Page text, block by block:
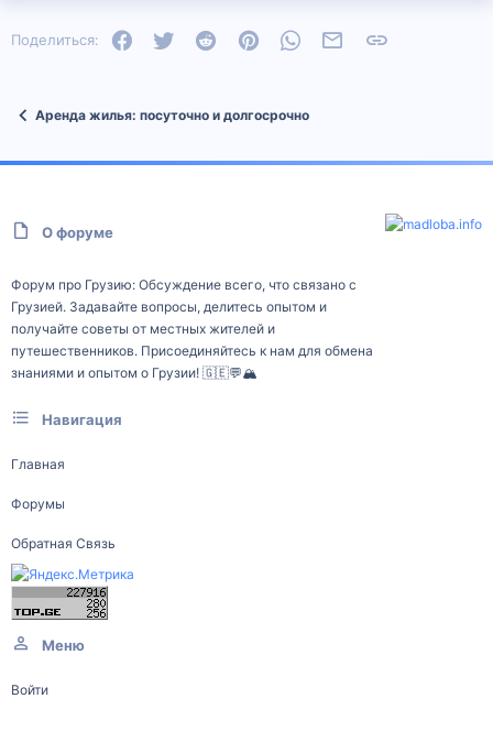
Поделиться: FacebookTwitter Reddit PinterestWhatsAppЭлектронная почта
Аренда жилья: посуточно и долгосрочно
О форуме
Форум про Грузию: Обсуждение всего, что связано с
Грузией. Задавайте вопросы, делитесь опытом и
получайте советы от местных жителей и
путешественников. Присоединяйтесь к нам для обмена
знаниями и опытом о Грузии! 🇬🇪💬🏔️
Навигация
Главная
Форумы
Обратная Связь
Меню
Войти